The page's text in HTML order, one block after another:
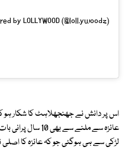
by LOLLYWOOD (@loll.ywoodz)
اس پر دانش نے جھنجھلاہٹ کا شکار ہو
عائزہ سے ملنے سے
لڑکی سے ہی ہوگئی جو کہ عائزہ کا اصلی